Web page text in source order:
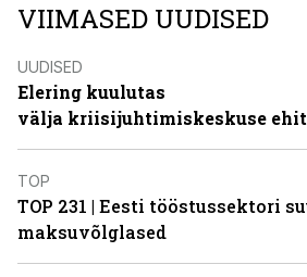
VIIMASED UUDISED
UUDISED
Elering kuulutas
välja kriisijuhtimiskeskuse
TOP
TOP 231 | Eesti tööstussektori
maksuvõlglased